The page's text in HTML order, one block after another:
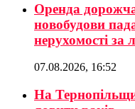
Оренда
новобудови
нерухомості за
07.08.2026, 16:52
На